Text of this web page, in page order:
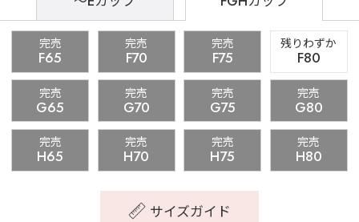
完売
F65
完売
F70
完売
F75
残りわずか
F80
完売
G65
完売
G70
完売
G75
完売
G80
完売
H65
完売
H70
完売
H75
完売
H80
サイズガイド